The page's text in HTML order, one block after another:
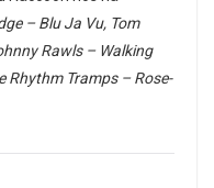
– Blu Ja Vu, Tom
Rawls – Walking
Rhythm Tramps – Rose-